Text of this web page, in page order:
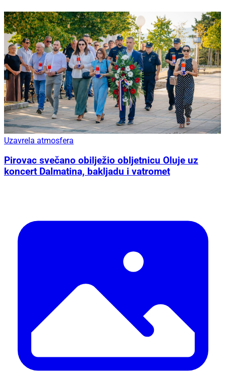
Uzavrela atmosfera
Pirovac svečano obilježio obljetnicu Oluje uz
koncert Dalmatina, bakljadu i vatromet